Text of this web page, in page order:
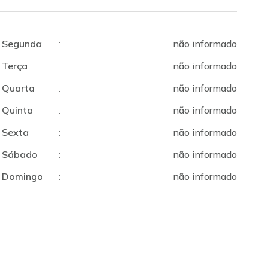
Segunda :
não informado
Terça
:
não informado
Quarta
:
não informado
Quinta
:
não informado
Sexta
:
não informado
Sábado
:
não informado
Domingo
: não informado